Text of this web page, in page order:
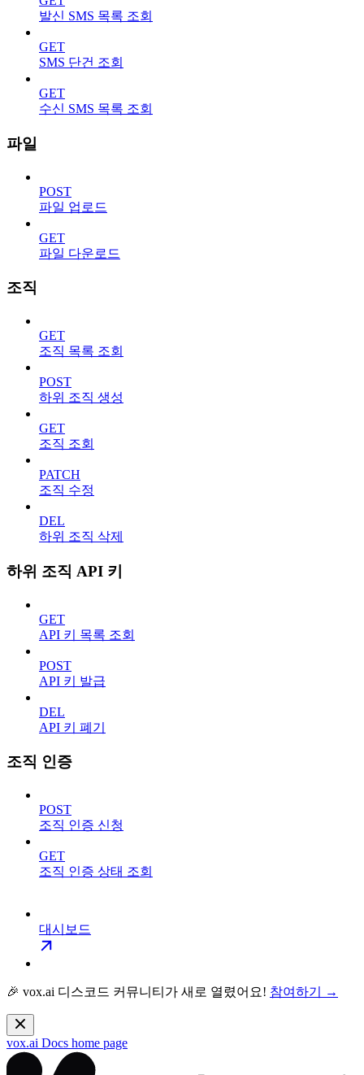
발신 SMS 목록 조회
GET
SMS 단건 조회
GET
수신 SMS 목록 조회
파일
POST
파일 업로드
GET
파일 다운로드
조직
GET
조직 목록 조회
POST
하위 조직 생성
GET
조직 조회
PATCH
조직 수정
DEL
하위 조직 삭제
하위 조직 API 키
GET
API 키 목록 조회
POST
API 키 발급
DEL
API 키 폐기
조직 인증
POST
조직 인증 신청
GET
조직 인증 상태 조회
대시보드
🎉 vox.ai 디스코드 커뮤니티가 새로 열렸어요! 참여하기 →
vox.ai Docs home page